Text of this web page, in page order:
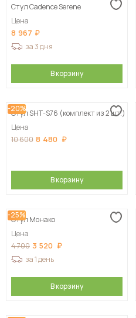
Стул Cadence Serene
Цена
8 967
за 3 дня
В корзину
-20%
Стул SHT-S76 (комплект из 2 шт.)
Цена
10 600 8 480
В корзину
-25%
Стул Монако
Цена
4 700 3 520
за 1 день
В корзину